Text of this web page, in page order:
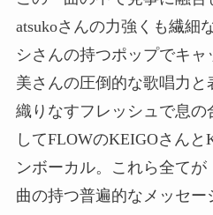
atsukoさんの力強くも繊細
シさんの持つポップでキ
美さんの圧倒的な歌唱力と
織りなすフレッシュで息の
してFLOWのKEIGOさん
ンボーカル。これら全てが
曲の持つ普遍的なメッセー